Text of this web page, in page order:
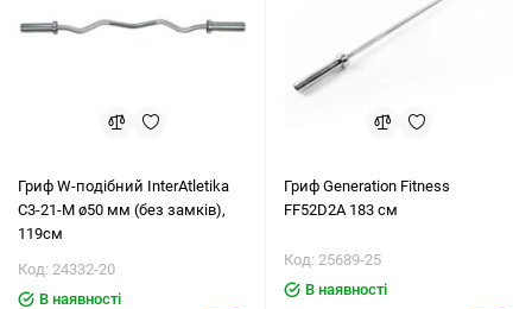
Гриф W-подібний InterAtletika
C3-21-M ø50 мм (без замків),
119см
Код: 24332-20
В наявності
Гриф Generation Fitness
FF52D2A 183 см
Код: 25689-25
В наявності